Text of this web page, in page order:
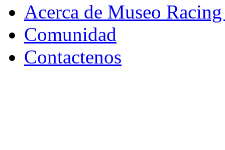
Acerca de Museo
Comunidad
Contactenos